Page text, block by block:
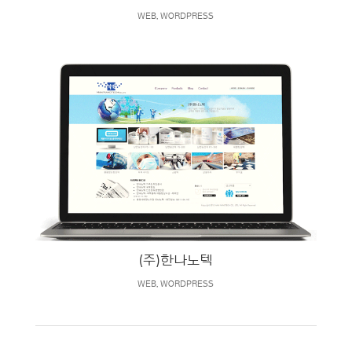
WEB ,WORDPRESS
(주)한나노텍
WEB ,WORDPRESS